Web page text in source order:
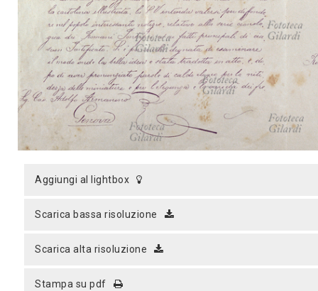
aggiungi al lightbox
scarica bassa risoluzione
scarica alta risoluzione
stampa su pdf